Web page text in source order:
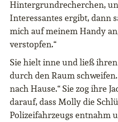
Hintergrundrecherchen,
Interessantes ergibt, dann
mich auf meinem Handy
verstopfen.“
Sie hielt inne und ließ
durch den Raum
nach Hause.“ Sie zog ihre
darauf, dass Molly die
Polizeifahrzeugs entnahm